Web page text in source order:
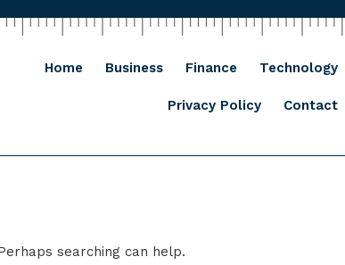
Home Business Finance Technology
Privacy Policy Contact
searching can help.